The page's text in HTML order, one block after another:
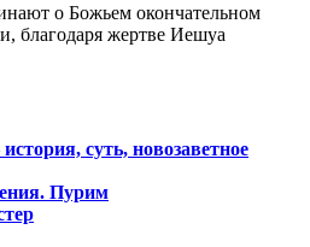
о Божьем окончательном
благодаря жертве Иешуа
суть, новозаветное
Пурим